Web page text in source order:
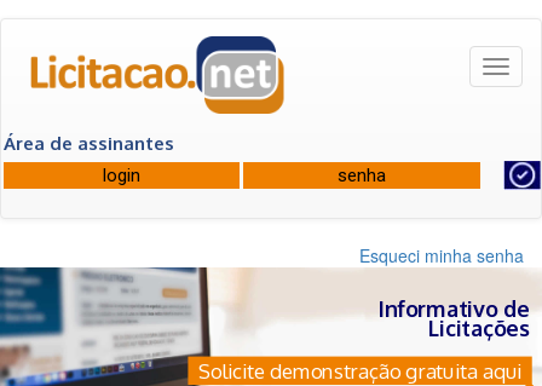
Área de assinantes
Esqueci minha senha
Informativo de
Licitações
Solicite demonstração gratuita aqui